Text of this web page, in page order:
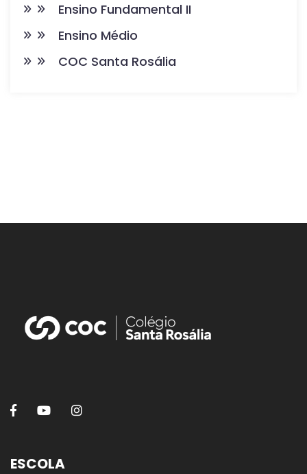
Ensino Fundamental II
Ensino Médio
COC Santa Rosália
ESCOLA